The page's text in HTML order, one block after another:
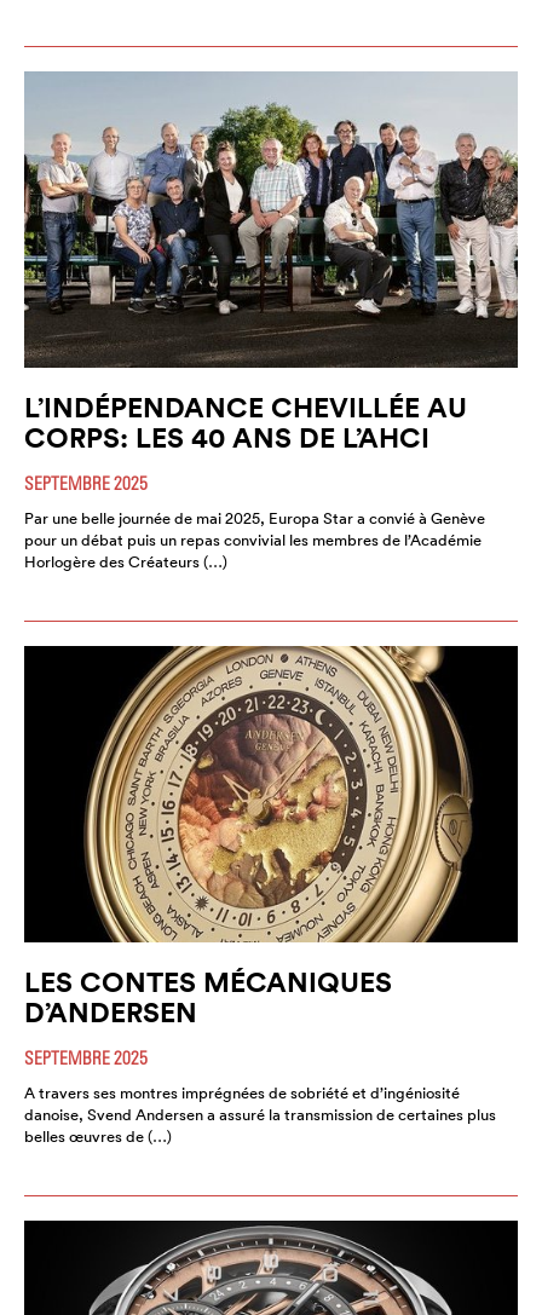
L’INDÉPENDANCE CHEVILLÉE AU
CORPS: LES 40 ANS DE L’AHCI
SEPTEMBRE 2025
Par une belle journée de mai 2025, Europa Star a convié à Genève
pour un débat puis un repas convivial les membres de l’Académie
Horlogère des Créateurs (…)
LES CONTES MÉCANIQUES
D’ANDERSEN
SEPTEMBRE 2025
A travers ses montres imprégnées de sobriété et d’ingéniosité
danoise, Svend Andersen a assuré la transmission de certaines plus
belles œuvres de (…)